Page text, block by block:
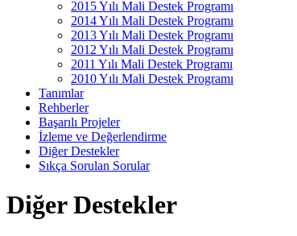
2015 Yılı Mali Destek Programı
2014 Yılı Mali Destek Programı
2013 Yılı Mali Destek Programı
2012 Yılı Mali Destek Programı
2011 Yılı Mali Destek Programı
2010 Yılı Mali Destek Programı
Tanımlar
Rehberler
Başarılı Projeler
İzleme ve Değerlendirme
Diğer Destekler
Sıkça Sorulan Sorular
Diğer Destekler